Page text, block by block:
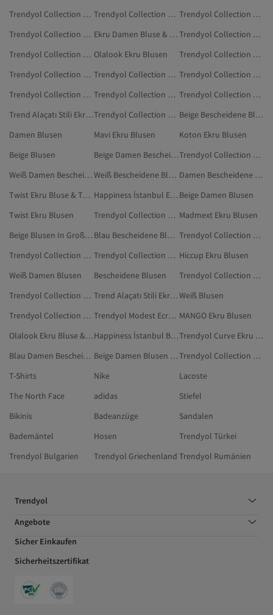
Trendyol Collection Braun Blusen
Trendyol Collection Cremefarben Bluse & Tunika & Bustier
Trendyol Collection Grün Blusen
Trendyol Collection Türkis Blusen
Ekru Damen Bluse & Tunika & Bustier
Trendyol Collection Ekru Kleidung
Trendyol Collection Gelb Blusen Olalook Ekru Blusen
Trendyol Collection Weiß Bluse & Tunika & Bustier
Trendyol Collection Mehrfarbig Bluse & Tunika & Bustier
Trendyol Collection Schwarz Bluse & Tunika & Bustier
Trendyol Collection Khaki Blusen
Trendyol Collection Grau Blusen
Trendyol Collection Goldfarben Blusen
Trendyol Collection Orange Blusen
Trend Alaçatı Stili Ekru Blusen
Trendyol Collection Blau Bluse & Tunika & Bustier
Beige Bescheidene Blusen
Damen Blusen
Mavi Ekru Blusen
Koton Ekru Blusen
Beige Blusen
Beige Damen Bescheidene Blusen
Trendyol Collection Dunkelblau Bluse & Tunika & Bustier
Weiß Damen Bescheidene Blusen
Weiß Bescheidene Blusen
Damen Bescheidene Blusen
Twist Ekru Bluse & Tunika & Bustier
Happiness İstanbul Ekru Bluse & Tunika & Bustier Beige Damen Blusen
Twist Ekru Blusen
Trendyol Collection Silberfarben Blusen Madmext Ekru Blusen
Beige Blusen In Großen Größen
Blau Bescheidene Blusen
Trendyol Collection Türkis Bluse & Tunika & Bustier
Trendyol Collection Grün Bluse & Tunika & Bustier
Trendyol Collection Braun Bluse & Tunika & Bustier Hiccup Ekru Blusen
Weiß Damen Blusen
Bescheidene Blusen
Trendyol Collection Gelb Bluse & Tunika & Bustier
Trendyol Collection Burgundrot Blusen
Trend Alaçatı Stili Ekru Bluse & Tunika & BustierWeiß Blusen
Trendyol Collection Lila Blusen
Trendyol Modest Ecru Blusen MANGO Ekru Blusen
Olalook Ekru Bluse & Tunika & Bustier
Happiness İstanbul Blusen
Trendyol Curve Ekru Blusen
Blau Damen Bescheidene Blusen
Beige Damen Blusen In Großen Größen
Trendyol Collection Goldfarben Bluse & Tunika & Bustier
T-Shirts
Nike
Lacoste
The North Face
adidas
Stiefel
Bikinis
Badeanzüge
Sandalen
Bademäntel
Hosen
Trendyol Türkei
Trendyol Bulgarien
Trendyol Griechenland Trendyol Rumänien
Trendyol
Angebote
Sicher Einkaufen
Sicherheitszertifikat